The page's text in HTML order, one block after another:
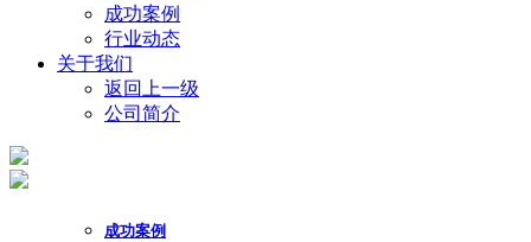
成功案例
行业动态
关于我们
返回上一级
公司简介
成功案例